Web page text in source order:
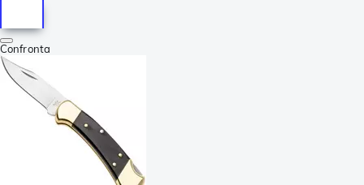
Confronta